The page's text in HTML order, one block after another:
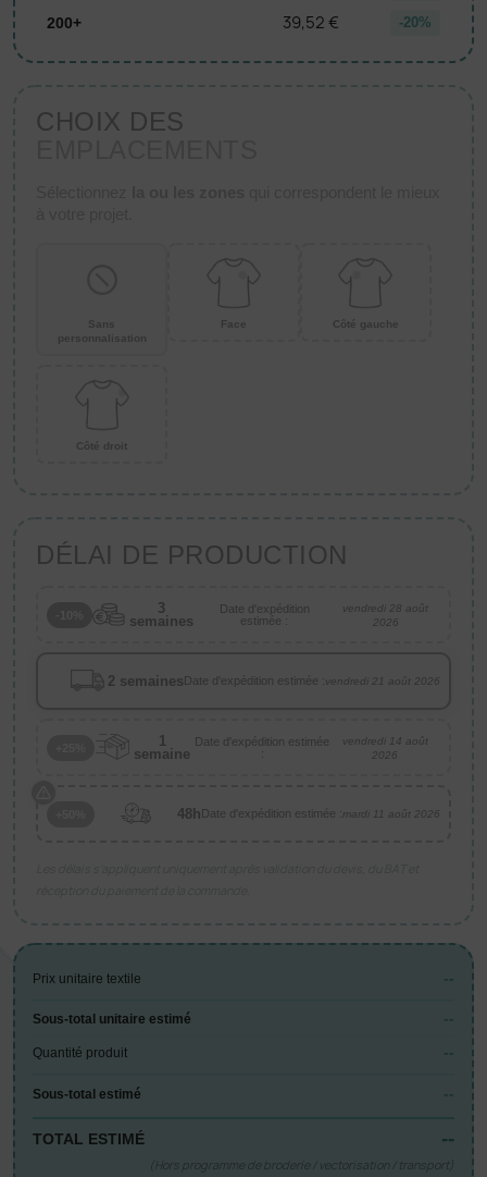
200+ 39,52 € -20%
CHOIX DES
Sans
personnalisation
Face Côté gauche
Côté droit
DÉLAI DE PRODUCTION
3
semaines
Date d'expédition
estimée :
vendredi 28 août
2026
2 semaines Date d'expédition estimée :vendredi 21 août 2026
1
semaine
Date d'expédition estimée
:
vendredi 14 août
2026
48h Date d'expédition estimée :mardi 11 août 2026
Prix unitaire textile --
Sous-total unitaire estimé --
Quantité produit --
Sous-total estimé --
TOTAL ESTIMÉ --
(Hors programme de broderie / vectorisation / transport)